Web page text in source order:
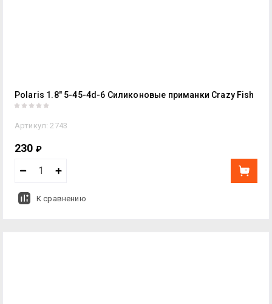
Polaris 1.8" 5-45-4d-6 Силиконовые приманки Crazy Fish
Артикул: 2743
230 ₽
К сравнению